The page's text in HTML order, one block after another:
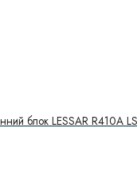
блок LESSAR R410A